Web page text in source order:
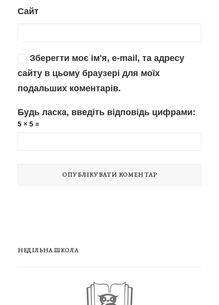
Сайт
Зберегти моє ім'я, e-mail, та адресу
сайту в цьому браузері для моїх
подальших коментарів.
Будь ласка, введіть відповідь цифрами:
5 × 5 =
НЕДІЛЬНА ШКОЛА